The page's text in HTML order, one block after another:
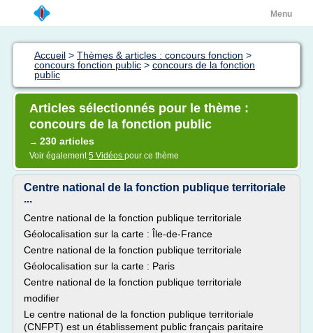
Menu
Accueil > Thèmes & articles : concours fonction >
concours fonction public > concours de la fonction
public
Articles sélectionnés pour le thème :
concours de la fonction public
→ 230 articles
Voir également5 Vidéos pour ce thème
Centre national de la fonction publique territoriale
...
Centre national de la fonction publique territoriale
Géolocalisation sur la carte : Île-de-France
Centre national de la fonction publique territoriale
Géolocalisation sur la carte : Paris
Centre national de la fonction publique territoriale
modifier
Le centre national de la fonction publique territoriale
(CNFPT) est un établissement public français paritaire